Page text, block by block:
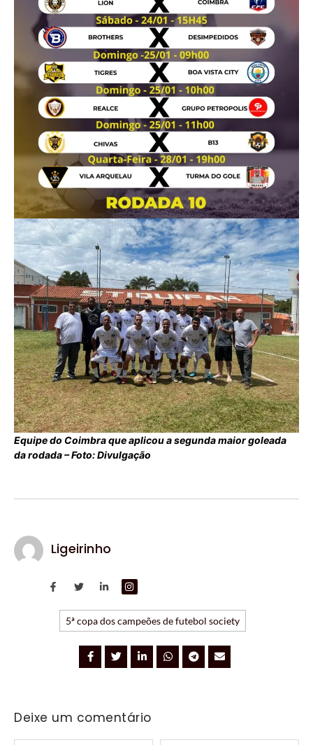
Equipe do Coimbra que aplicou a segunda maior goleada
da rodada – Foto: Divulgação
Ligeirinho
5ª copa dos campeões de futebol society
Deixe um comentário